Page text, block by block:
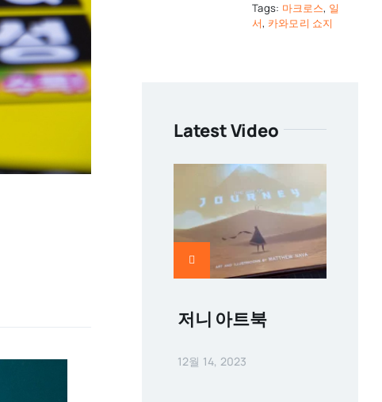
Tags: 마크로스, 일
서, 카와모리 쇼지
Latest Video
저니 아트북
12월 14, 2023